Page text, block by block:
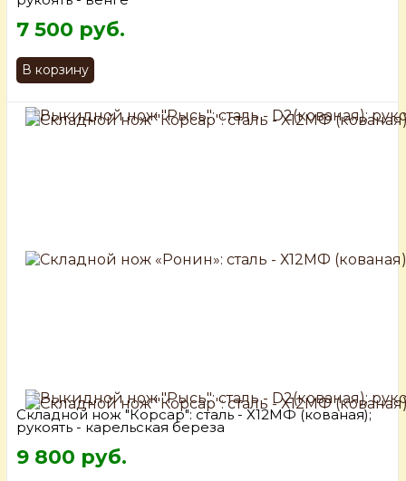
7 500 руб.
В корзину
Складной нож "Корсар": сталь - Х12МФ (кованая);
рукоять - карельская береза
9 800 руб.